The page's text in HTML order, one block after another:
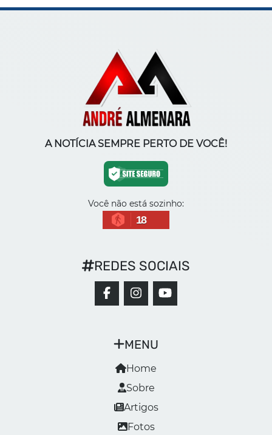
A NOTÍCIA SEMPRE PERTO DE VOCÊ!
Você não está sozinho:
18
MENU
Home
Sobre
Artigos
Fotos
REDES SOCIAIS